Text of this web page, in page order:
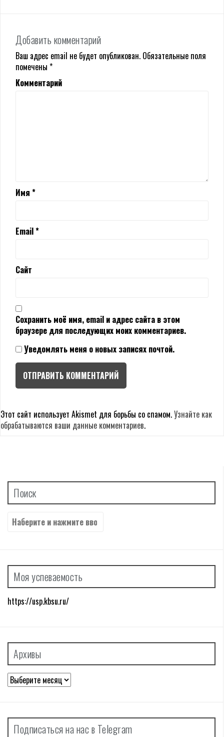
Добавить комментарий
Ваш адрес email не будет опубликован. Обязательные поля
помечены *
Комментарий
Имя *
Email*
Сайт
Сохранить моё имя, email и адрес сайта в этом
браузере для последующих моих комментариев.
Уведомлять меня о новых записях почтой.
Этот сайт использует Akismet для борьбы со спамом.Узнайте как
обрабатываются ваши данные комментариев.
Поиск
Найти:
Моя успеваемость
https://usp.kbsu.ru/
Архивы
Архивы
Подписаться на нас в Telegram